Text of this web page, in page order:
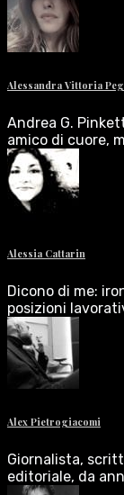
Alessandra Vittoria
Andrea G.
amico di cuore,
Alessia Cattarin
Dicono di me:
posizioni
Alex Pietrogiacomi
Giornalista,
editoriale, da